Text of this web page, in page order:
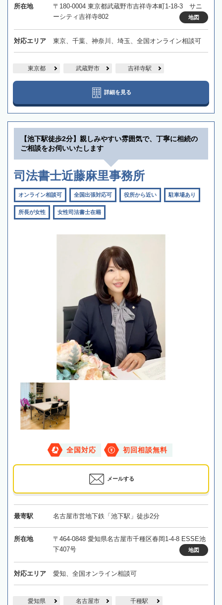
所在地
〒180-0004 東京都武蔵野市吉祥寺本町1-18-3 サニ
ーシティ吉祥寺802
地図
対応エリア 東京、千葉、神奈川、埼玉、全国オンライン相談可
東京都 武蔵野市 吉祥寺駅
詳細を見る
【池下駅徒歩2分】親しみやすい雰囲気で、丁寧に相続の
ご相談をお伺いいたします
司法書士近藤麻里事務所
オンライン相談可 全国出張対応可 役所から近い 駐車場あり
所長が女性 女性司法書士在籍
全国対応 初回相談無料
メールする
最寄駅 名古屋市営地下鉄「池下駅」徒歩2分
所在地
〒464-0848 愛知県名古屋市千種区春岡1-4-8 ESSE池
下407号
地図
対応エリア 愛知、全国オンライン相談可
愛知県 名古屋市 千種駅